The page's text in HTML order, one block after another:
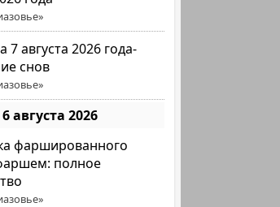
7 августа 2026 года-
снов
6 августа 2026
фаршированного
полное